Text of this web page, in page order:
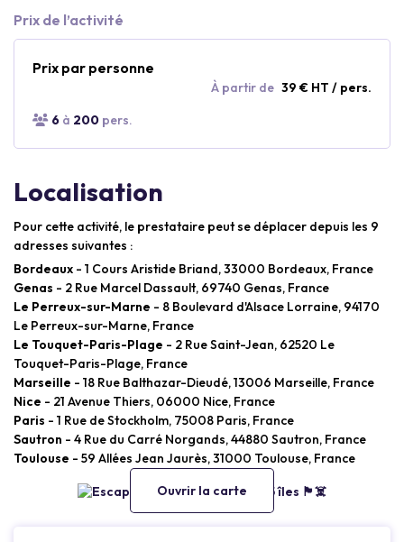
Prix de l’activité
Prix par personne
À partir de 39 € HT / pers.
6 à 200 pers.
Localisation
Pour cette activité, le prestataire peut se déplacer depuis les 9
adresses suivantes :
Bordeaux - 1 Cours Aristide Briand, 33000 Bordeaux, France
Genas - 2 Rue Marcel Dassault, 69740 Genas, France
Le Perreux-sur-Marne - 8 Boulevard d'Alsace Lorraine, 94170
Le Perreux-sur-Marne, France
Le Touquet-Paris-Plage - 2 Rue Saint-Jean, 62520 Le
Touquet-Paris-Plage, France
Marseille - 18 Rue Balthazar-Dieudé, 13006 Marseille, France
Nice - 21 Avenue Thiers, 06000 Nice, France
Paris - 1 Rue de Stockholm, 75008 Paris, France
Sautron - 4 Rue du Carré Norgands, 44880 Sautron, France
Toulouse - 59 Allées Jean Jaurès, 31000 Toulouse, France
Ouvrir la carte